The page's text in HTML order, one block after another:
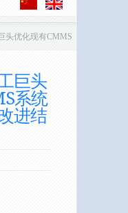
头优化现有CMMS
巨头
系统
进结